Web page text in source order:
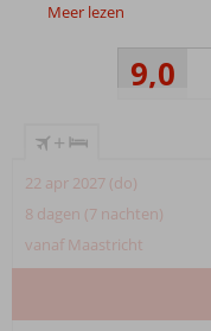
Meer lezen
9,0
+
22 apr 2027 (do)
8 dagen (7 nachten)
vanaf Maastricht